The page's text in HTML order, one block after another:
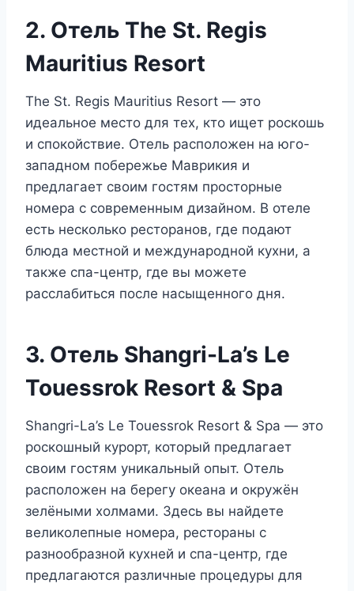
2. Отель The St. Regis
Mauritius Resort
The St. Regis Mauritius Resort — это
идеальное место для тех, кто ищет роскошь
и спокойствие. Отель расположен на юго-
западном побережье Маврикия и
предлагает своим гостям просторные
номера с современным дизайном. В отеле
есть несколько ресторанов, где подают
блюда местной и международной кухни, а
также спа-центр, где вы можете
расслабиться после насыщенного дня.
3. Отель Shangri-La’s Le
Touessrok Resort & Spa
Shangri-La’s Le Touessrok Resort & Spa — это
роскошный курорт, который предлагает
своим гостям уникальный опыт. Отель
расположен на берегу океана и окружён
зелёными холмами. Здесь вы найдете
великолепные номера, рестораны с
разнообразной кухней и спа-центр, где
предлагаются различные процедуры для